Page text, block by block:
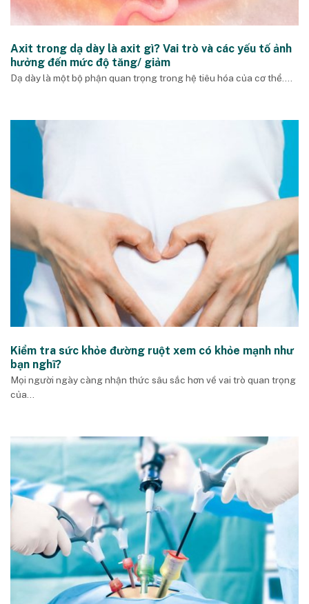
Axit trong dạ dày là axit gì? Vai trò và các yếu tố ảnh
hưởng đến mức độ tăng/ giảm
Dạ dày là một bộ phận quan trọng trong hệ tiêu hóa của cơ thể....
Kiểm tra sức khỏe đường ruột xem có khỏe mạnh như
bạn nghĩ?
Mọi người ngày càng nhận thức sâu sắc hơn về vai trò quan trọng
của...